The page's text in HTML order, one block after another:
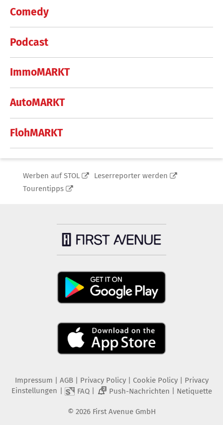
Comedy
Podcast
ImmoMARKT
AutoMARKT
FlohMARKT
Werben auf STOL
Leserreporter werden
Tourentipps
Impressum AGB Privacy Policy| Cookie Policy| Privacy
Einstellungen
FAQ| 2 Push-Nachrichten Netiquette
© 2026 First Avenue GmbH